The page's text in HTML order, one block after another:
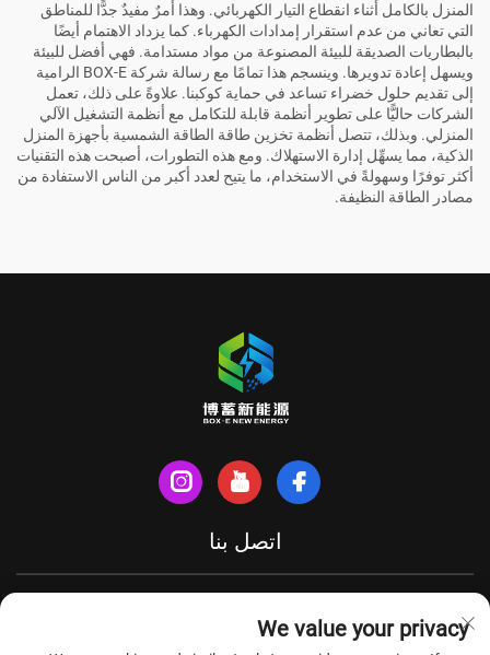
المنزل بالكامل أثناء انقطاع التيار الكهربائي. وهذا أمرٌ مفيدٌ جدًّا للمناطق
التي تعاني من عدم استقرار إمدادات الكهرباء. كما يزداد الاهتمام أيضًا
بالبطاريات الصديقة للبيئة المصنوعة من مواد مستدامة. فهي أفضل للبيئة
ويسهل إعادة تدويرها. وينسجم هذا تمامًا مع رسالة شركة BOX-E الرامية
إلى تقديم حلول خضراء تساعد في حماية كوكبنا. علاوةً على ذلك، تعمل
الشركات حاليًّا على تطوير أنظمة قابلة للتكامل مع أنظمة التشغيل الآلي
المنزلي. وبذلك، تتصل أنظمة تخزين طاقة الطاقة الشمسية بأجهزة المنزل
الذكية، مما يسهِّل إدارة الاستهلاك. ومع هذه التطورات، أصبحت هذه التقنيات
أكثر توفرًا وسهولةً في الاستخدام، ما يتيح لعدد أكبر من الناس الاستفادة من
مصادر الطاقة النظيفة.
اتصل بنا
We value your privacy